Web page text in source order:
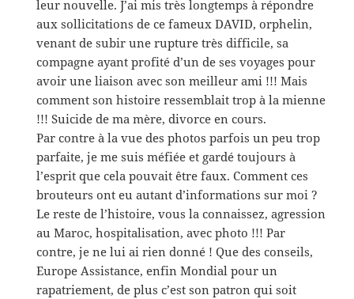
leur nouvelle. J’ai mis très longtemps à répondre
aux sollicitations de ce fameux DAVID, orphelin,
venant de subir une rupture très difficile, sa
compagne ayant profité d’un de ses voyages pour
avoir une liaison avec son meilleur ami !!! Mais
comment son histoire ressemblait trop à la mienne
!!! Suicide de ma mère, divorce en cours.
Par contre à la vue des photos parfois un peu trop
parfaite, je me suis méfiée et gardé toujours à
l’esprit que cela pouvait être faux. Comment ces
brouteurs ont eu autant d’informations sur moi ?
Le reste de l’histoire, vous la connaissez, agression
au Maroc, hospitalisation, avec photo !!! Par
contre, je ne lui ai rien donné ! Que des conseils,
Europe Assistance, enfin Mondial pour un
rapatriement, de plus c’est son patron qui soit